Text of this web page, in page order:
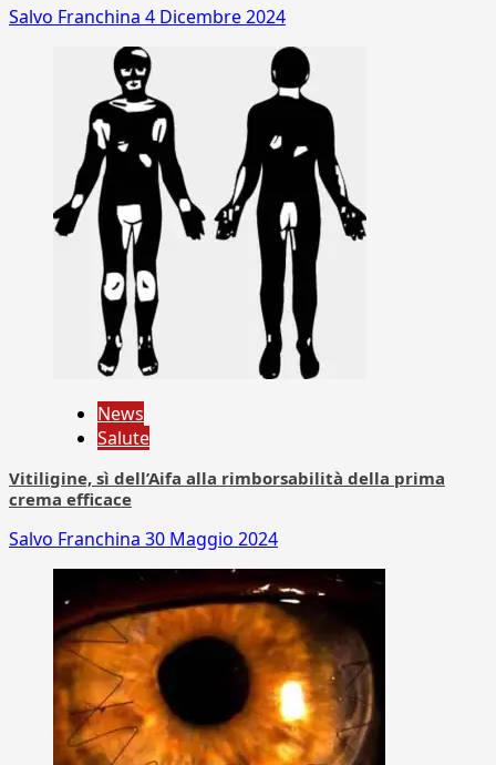
Salvo Franchina 4 Dicembre 2024
News
Salute
Vitiligine, sì dell’Aifa alla rimborsabilità della prima
crema efficace
Salvo Franchina 30 Maggio 2024